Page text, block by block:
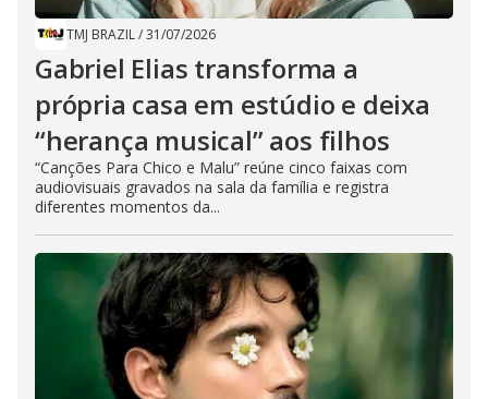
TMJ BRAZIL/31/07/2026
Gabriel Elias transforma a
própria casa em estúdio e deixa
“herança musical” aos filhos
“Canções Para Chico e Malu” reúne cinco faixas com
audiovisuais gravados na sala da família e registra
diferentes momentos da...